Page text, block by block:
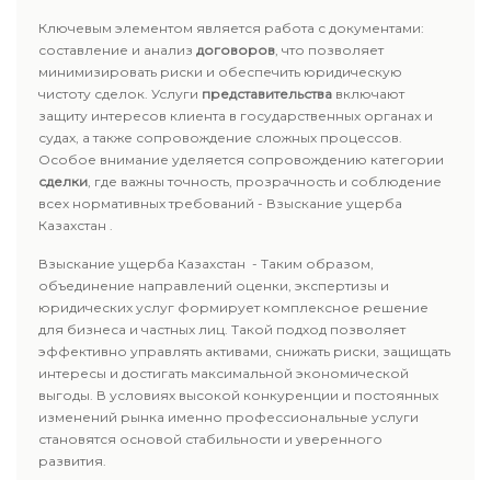
Ключевым элементом является работа с документами:
составление и анализ договоров, что позволяет
минимизировать риски и обеспечить юридическую
чистоту сделок. Услуги представительства включают
защиту интересов клиента в государственных органах и
судах, а также сопровождение сложных процессов.
Особое внимание уделяется сопровождению категории
сделки, где важны точность, прозрачность и соблюдение
всех нормативных требований - Взыскание ущерба
Казахстан .
Взыскание ущерба Казахстан - Таким образом,
объединение направлений оценки, экспертизы и
юридических услуг формирует комплексное решение
для бизнеса и частных лиц. Такой подход позволяет
эффективно управлять активами, снижать риски, защищать
интересы и достигать максимальной экономической
выгоды. В условиях высокой конкуренции и постоянных
изменений рынка именно профессиональные услуги
становятся основой стабильности и уверенного
развития.